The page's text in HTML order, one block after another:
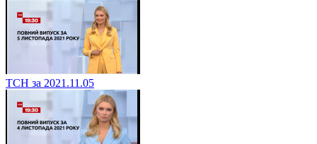
ТСН за 2021.11.05